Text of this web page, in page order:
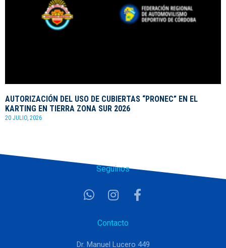
AUTORIZACIÓN DEL USO DE CUBIERTAS “PRONEC” EN EL
KARTING EN TIERRA ZONA SUR 2026
20 JULIO, 2026
Seguinos
Contacto
Dr. Manuel Lucero 449